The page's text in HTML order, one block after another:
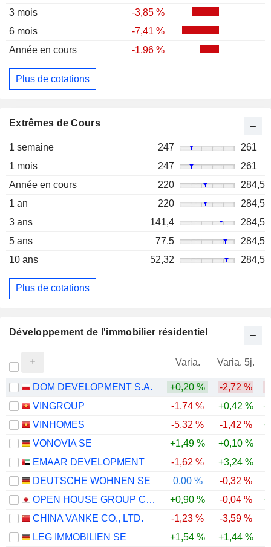
3 mois
-3,85 %
6 mois
-7,41 %
Année en cours
-1,96 %
Plus de cotations
Extrêmes de Cours
1 semaine 247
261
1 mois
247
261
Année en cours
220
284,5
1 an
220
284,5
3 ans
141,4
284,5
5 ans
77,5
284,5
10 ans
52,32 284,5
Plus de cotations
Développement de l'immobilier résidentiel
Varia. Varia. 5j.
DOM DEVELOPMENT S.A. +0,20 % -2,72 %
VINGROUP
-1,74 % +0,42 %
VINHOMES
-5,32 % -1,42 %
VONOVIA SE
+1,49 % +0,10 %
EMAAR DEVELOPMENT
-1,62 % +3,24 %
DEUTSCHE WOHNEN SE
0,00 % -0,32 %
OPEN HOUSE GROUP CO., LTD.
+0,90 % -0,04 %
CHINA VANKE CO., LTD.
-1,23 % -3,59 %
LEG IMMOBILIEN SE
+1,54 % +1,44 %